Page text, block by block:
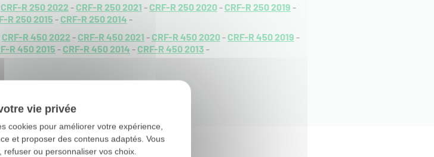
CRF-R 250 2022 -CRF-R 250 2021 -CRF-R 250 2020-CRF-R 250 2019 -
R 250 2015 -CRF-R 250 2014 -
CRF-R 450 2022 -CRF-R 450 2021 - CRF-R 450 2020-CRF-R 450 2019 -
R 450 2015 - CRF-R 450 2014 - CRF-R 450 2013 -
vie privée
cookies pour améliorer votre expérience,
et proposer des contenus adaptés. Vous
refuser ou personnaliser vos choix.